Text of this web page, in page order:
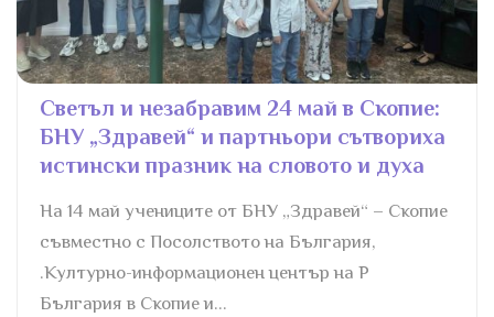
Светъл и незабравим 24 май в Скопие:
БНУ „Здравей“ и партньори сътвориха
истински празник на словото и духа
На 14 май учениците от БНУ „Здравей“ – Скопие
съвместно с Посолството на България,
.Културно-информационен център на Р
България в Скопие и...